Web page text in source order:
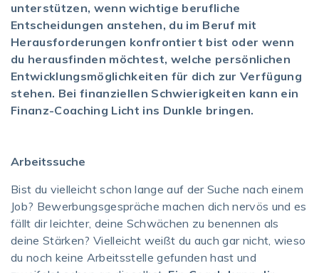
unterstützen, wenn wichtige berufliche
Entscheidungen anstehen, du im Beruf mit
Herausforderungen konfrontiert bist oder wenn
du herausfinden möchtest, welche persönlichen
Entwicklungsmöglichkeiten für dich zur Verfügung
stehen. Bei finanziellen Schwierigkeiten kann ein
Finanz-Coaching Licht ins Dunkle bringen.
Arbeitssuche
Bist du vielleicht schon lange auf der Suche nach einem
Job? Bewerbungsgespräche machen dich nervös und es
fällt dir leichter, deine Schwächen zu benennen als
deine Stärken? Vielleicht weißt du auch gar nicht, wieso
du noch keine Arbeitsstelle gefunden hast und